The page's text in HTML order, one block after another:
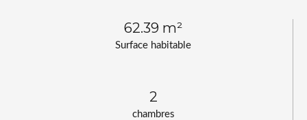
Surface habitable
62.39 m²
chambres
2